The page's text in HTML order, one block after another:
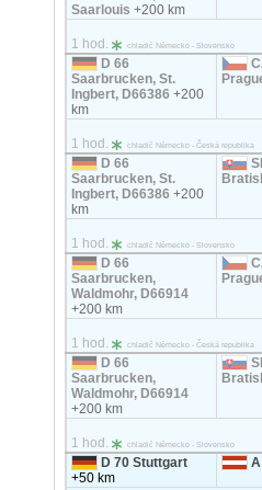
Saarlouis+200 km
1 hod. chladič Německo - Slovensko
D 66
Saarbrucken, St.
Ingbert, D66386+200
km
1 hod. chladič Německo - Česká republika
D 66
Saarbrucken, St.
Ingbert, D66386+200
km
1 hod. chladič Německo - Slovensko
D 66
Saarbrucken,
Waldmohr, D66914
+200 km
1 hod. chladič Německo - Česká republika
D 66
Saarbrucken,
Waldmohr, D66914
+200 km
1 hod. chladič Německo - Slovensko
D 70 Stuttgart
+50 km